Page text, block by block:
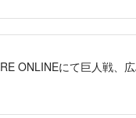
ONLINEにて巨人戦、